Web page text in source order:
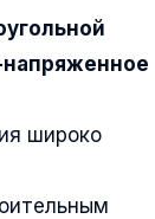
широко